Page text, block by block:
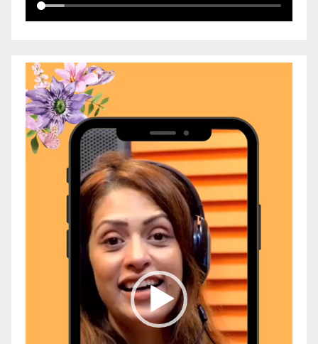
Video
Player